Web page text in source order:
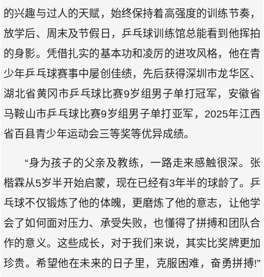
的兴趣与过人的天赋，始终保持着高强度的训练节奏，
放学后、周末及节假日，乒乓球训练馆总能看到他挥拍
的身影。凭借扎实的基本功和凌厉的进攻风格，他在青
少年乒乓球赛事中屡创佳绩，先后获得深圳市龙华区、
湖北省黄冈市乒乓球比赛9岁组男子单打冠军，安徽省
马鞍山市乒乓球比赛9岁组男子单打亚军，2025年江西
省百县青少年运动会三等奖等优异成绩。
“身为孩子的父亲及教练，一路走来感触很深。张
楷霖从5岁半开始启蒙，现在已经有3年半的球龄了。乒
乓球不仅锻炼了他的体魄，更磨炼了他的意志，让他学
会了如何面对压力、承受失败，也懂得了拼搏和团队合
作的意义。这些成长，对于我们来说，其实比奖牌更加
珍贵。希望他在未来的日子里，克服困难，奋勇拼搏!”